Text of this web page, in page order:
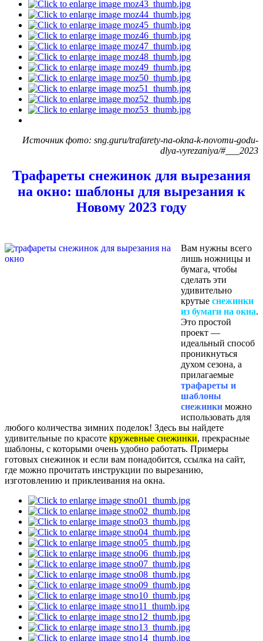
Источник фото: sng.guru/trafarety-na-okna-k-novomu-godu-
dlya-vyrezaniya/#___2023
Трафареты снежинок для вырезания
на окно: шаблоны для вырезания к
Новому 2023 году
Вам нужны всего
лишь ножницы и
бумага, чтобы
сделать эти
удивительно
крутые снежинки
из бумаги на окна.
Это простой
проект —
идеальный способ
проникнуться
духом сезона, а
прилагаемые
трафареты и
шаблоны
снежинки можно
использовать для
любого количества зимних поделок! Здесь вы найдете
удивительные по красоте кружевные снежинки, прекрасные
шаблоны, с которыми очень удобно работать. Примеры
готовых снежинок и если вам понадобится, ссылка на сайт,
где можно прочитать инструкции по вырезанию,
изготовлению и приклеивания на окна.